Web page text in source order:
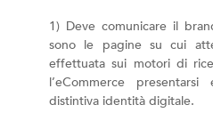
1) Deve comunicare il
sono le pagine su cui
effettuata sui motori di
l’eCommerce
distintiva identità digitale.